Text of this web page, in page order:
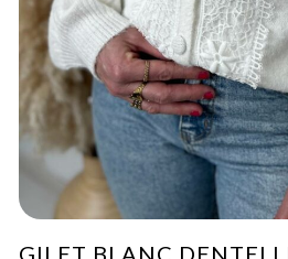
GILET BLANC